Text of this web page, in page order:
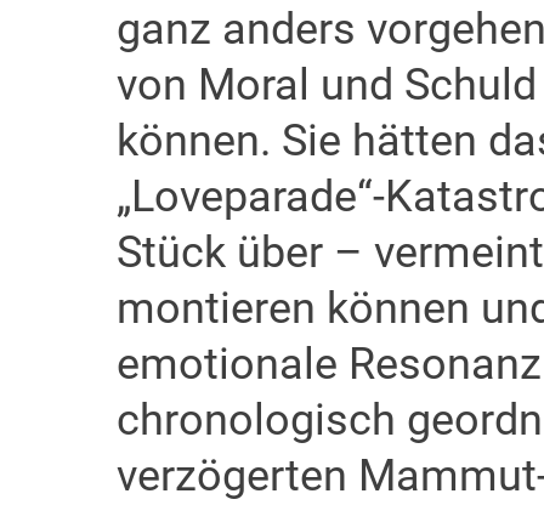
ganz anders
von Moral und
können. Sie hätten
„Loveparade“-
Stück über –
montieren können
emotionale
chronologisch
verzögerten